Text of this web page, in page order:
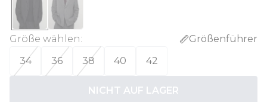
Größe wählen:
Größenführer
34
36 38 40 42
NICHT AUF LAGER